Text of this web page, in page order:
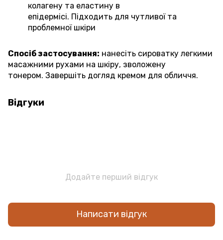
колагену та еластину в
епідермісі. Підходить для чутливої ​​та
проблемної шкіри
Спосіб застосування: нанесіть сироватку легкими
масажними рухами на шкіру, зволожену
тонером. Завершіть догляд кремом для обличчя.
Відгуки
Додайте перший відгук
Написати відгук